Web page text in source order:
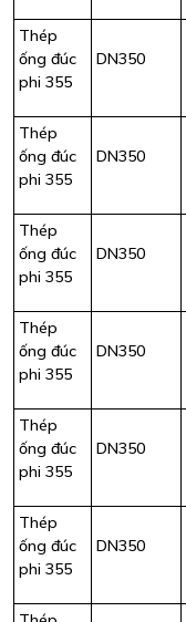
Thép
ống đúc
phi 355
DN350
Thép
ống đúc
phi 355
DN350
Thép
ống đúc
phi 355
DN350
Thép
ống đúc
phi 355
DN350
Thép
ống đúc
phi 355
DN350
Thép
ống đúc
phi 355
DN350